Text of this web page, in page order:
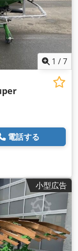
1 /7
電話する
小型広告